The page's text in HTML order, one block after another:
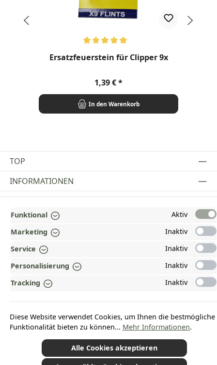
Ersatzfeuerstein für Clipper 9x
Regulärer Preis:
1,39 €
In den Warenkorb
TOP
Vertrag widerrufen
INFORMATIONEN
ZAHLUNGS- UND VERSANDARTEN
WARUM HEAD-SHOP.DE?
UNSERE COMMUNITIES
*Alle Preise inkl. gesetzl. Mehrwertsteuer zzgl.Versandkostenund ggf.
Funktional
Aktiv
Marketing
Inaktiv
Service
Inaktiv
Personalisierung
Inaktiv
Tracking
Inaktiv
Diese Website verwendet Cookies, um Ihnen die bestmögliche
Funktionalität bieten zu können... Mehr Informationen.
Alle Cookies akzeptieren